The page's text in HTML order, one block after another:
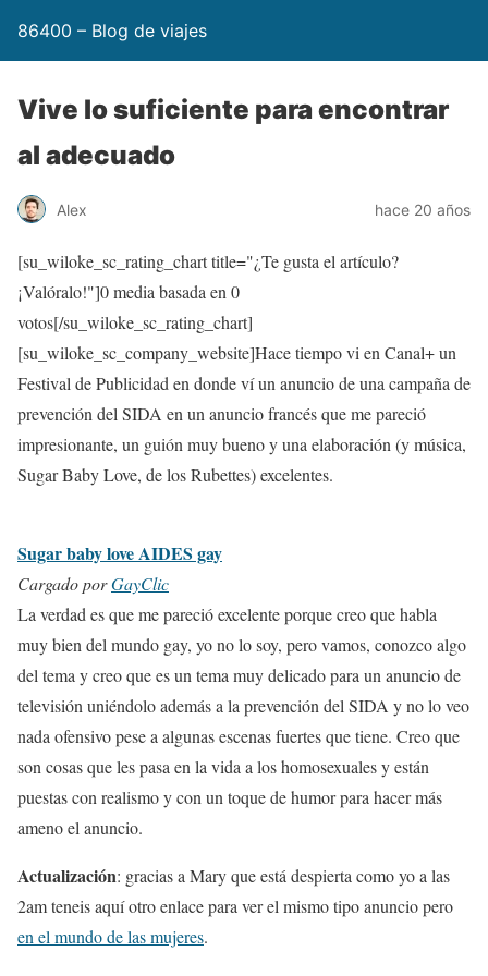
86400 – Blog de viajes
Vive lo suficiente para encontrar
al adecuado
Alex hace 20 años
[su_wiloke_sc_rating_chart title="¿Te gusta el artículo?
¡Valóralo!"]0media basada en 0
votos[/su_wiloke_sc_rating_chart]
[su_wiloke_sc_company_website]Hace tiempo vi en Canal+ un
Festival de Publicidad en donde ví un anuncio de una campaña de
prevención del SIDA en un anuncio francés que me pareció
impresionante, un guión muy bueno y una elaboración (y música,
Sugar Baby Love, de los Rubettes) excelentes.
Sugar baby love AIDES gay
Cargado porGayClic
La verdad es que me pareció excelente porque creo que habla
muy bien del mundo gay, yo no lo soy, pero vamos, conozco algo
del tema y creo que es un tema muy delicado para un anuncio de
televisión uniéndolo además a la prevención del SIDA y no lo veo
nada ofensivo pese a algunas escenas fuertes que tiene. Creo que
son cosas que les pasa en la vida a los homosexuales y están
puestas con realismo y con un toque de humor para hacer más
ameno el anuncio.
Actualización: gracias a Mary que está despierta como yo a las
2am teneis aquí otro enlace para ver el mismo tipo anuncio pero
en el mundo de las mujeres.